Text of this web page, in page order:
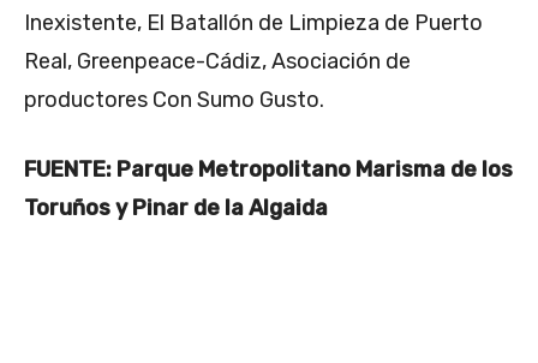
Inexistente, El Batallón de Limpieza de Puerto
Real, Greenpeace-Cádiz, Asociación de
productores Con Sumo Gusto.
FUENTE: Parque Metropolitano Marisma de los
Toruños y Pinar de la Algaida